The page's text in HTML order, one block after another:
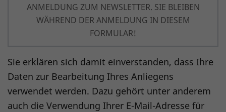
ANMELDUNG ZUM NEWSLETTER. SIE BLEIBEN
WÄHREND DER ANMELDUNG IN DIESEM
FORMULAR!
Sie erklären sich damit einverstanden, dass Ihre
Daten zur Bearbeitung Ihres Anliegens
verwendet werden. Dazu gehört unter anderem
auch die Verwendung Ihrer E-Mail-Adresse für